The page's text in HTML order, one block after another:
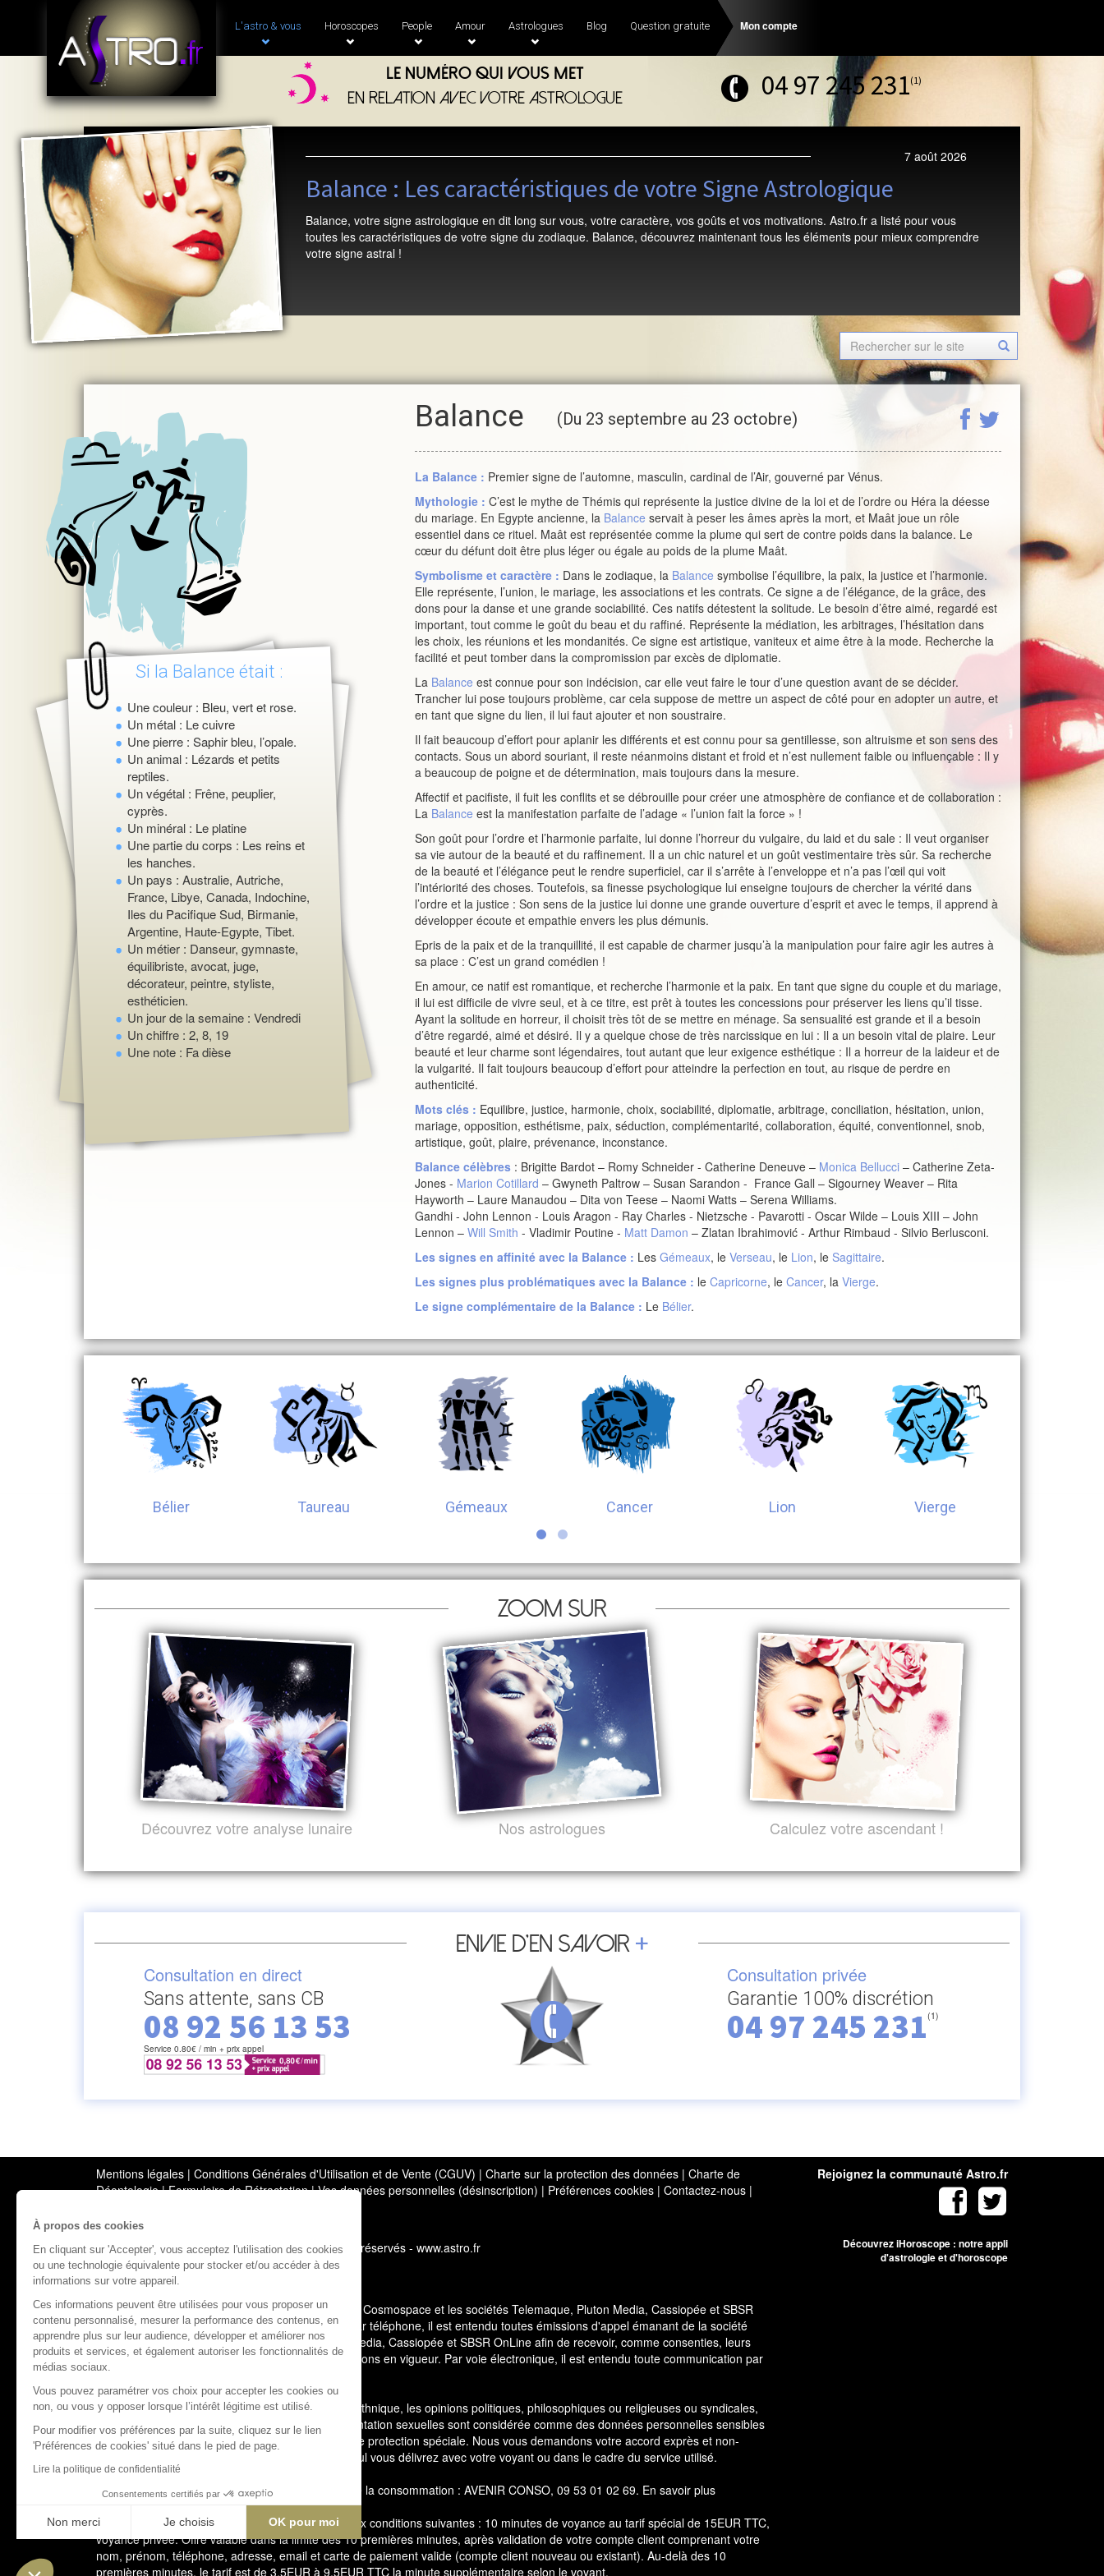
L'astro & vous Horoscopes People Amour Astrologues Blog Question gratuite Mon compte
Le numéro qui vous met
en relation avec votre astrologue
04 97 245 231(1)
7 août 2026
Balance : Les caractéristiques de votre Signe Astrologique
Balance, votre signe astrologique en dit long sur vous, votre caractère, vos goûts et vos motivations. Astro.fr a listé pour vous
toutes les caractéristiques de votre signe du zodiaque. Balance, découvrez maintenant tous les éléments pour mieux comprendre
votre signe astral !
Si la Balance était :
Une couleur : Bleu, vert et rose.
Un métal : Le cuivre
Une pierre : Saphir bleu, l’opale.
Un animal : Lézards et petits
reptiles.
Un végétal : Frêne, peuplier,
cyprès.
Un minéral : Le platine
Une partie du corps : Les reins et
les hanches.
Un pays : Australie, Autriche,
France, Libye, Canada, Indochine,
Iles du Pacifique Sud, Birmanie,
Argentine, Haute-Egypte, Tibet.
Un métier : Danseur, gymnaste,
équilibriste, avocat, juge,
décorateur, peintre, styliste,
esthéticien.
Un jour de la semaine : Vendredi
Un chiffre : 2, 8, 19
Une note : Fa dièse
Balance (Du 23 septembre au 23 octobre)
La Balance: Premier signe de l’automne, masculin, cardinal de l’Air, gouverné par Vénus.
Mythologie : C’est le mythe de Thémis qui représente la justice divine de la loi et de l’ordre ou Héra la déesse
du mariage. En Egypte ancienne, la Balance servait à peser les âmes après la mort, et Maât joue un rôle
essentiel dans ce rituel. Maât est représentée comme la plume qui sert de contre poids dans la balance. Le
cœur du défunt doit être plus léger ou égale au poids de la plume Maât.
Symbolisme et caractère : Dans le zodiaque, la Balance symbolise l’équilibre, la paix, la justice et l’harmonie.
Elle représente, l’union, le mariage, les associations et les contrats. Ce signe a de l’élégance, de la grâce, des
dons pour la danse et une grande sociabilité. Ces natifs détestent la solitude. Le besoin d’être aimé, regardé est
important, tout comme le goût du beau et du raffiné. Représente la médiation, les arbitrages, l’hésitation dans
les choix, les réunions et les mondanités. Ce signe est artistique, vaniteux et aime être à la mode. Recherche la
facilité et peut tomber dans la compromission par excès de diplomatie.
La Balance est connue pour son indécision, car elle veut faire le tour d’une question avant de se décider.
Trancher lui pose toujours problème, car cela suppose de mettre un aspect de côté pour en adopter un autre, et
en tant que signe du lien, il lui faut ajouter et non soustraire.
Il fait beaucoup d’effort pour aplanir les différents et est connu pour sa gentillesse, son altruisme et son sens des
contacts. Sous un abord souriant, il reste néanmoins distant et froid et n’est nullement faible ou influençable : Il y
a beaucoup de poigne et de détermination, mais toujours dans la mesure.
Affectif et pacifiste, il fuit les conflits et se débrouille pour créer une atmosphère de confiance et de collaboration :
La Balance est la manifestation parfaite de l’adage « l’union fait la force » !
Son goût pour l’ordre et l’harmonie parfaite, lui donne l’horreur du vulgaire, du laid et du sale : Il veut organiser
sa vie autour de la beauté et du raffinement. Il a un chic naturel et un goût vestimentaire très sûr. Sa recherche
de la beauté et l’élégance peut le rendre superficiel, car il s’arrête à l’enveloppe et n’a pas l’œil qui voit
l’intériorité des choses. Toutefois, sa finesse psychologique lui enseigne toujours de chercher la vérité dans
l’ordre et la justice : Son sens de la justice lui donne une grande ouverture d’esprit et avec le temps, il apprend à
développer écoute et empathie envers les plus démunis.
Epris de la paix et de la tranquillité, il est capable de charmer jusqu’à la manipulation pour faire agir les autres à
sa place : C’est un grand comédien !
En amour, ce natif est romantique, et recherche l’harmonie et la paix. En tant que signe du couple et du mariage,
il lui est difficile de vivre seul, et à ce titre, est prêt à toutes les concessions pour préserver les liens qu’il tisse.
Ayant la solitude en horreur, il choisit très tôt de se mettre en ménage. Sa sensualité est grande et il a besoin
d’être regardé, aimé et désiré. Il y a quelque chose de très narcissique en lui : Il a un besoin vital de plaire. Leur
beauté et leur charme sont légendaires, tout autant que leur exigence esthétique : Il a horreur de la laideur et de
la vulgarité. Il fait toujours beaucoup d’effort pour atteindre la perfection en tout, au risque de perdre en
authenticité.
Mots clés : Equilibre, justice, harmonie, choix, sociabilité, diplomatie, arbitrage, conciliation, hésitation, union,
mariage, opposition, esthétisme, paix, séduction, complémentarité, collaboration, équité, conventionnel, snob,
artistique, goût, plaire, prévenance, inconstance.
Balancecélèbres: Brigitte Bardot – Romy Schneider - Catherine Deneuve – Monica Bellucci– Catherine Zeta-
Jones - Marion Cotillard – Gwyneth Paltrow – Susan Sarandon - France Gall – Sigourney Weaver – Rita
Hayworth – Laure Manaudou – Dita von Teese – Naomi Watts – Serena Williams.
Gandhi - John Lennon - Louis Aragon - Ray Charles - Nietzsche - Pavarotti - Oscar Wilde – Louis XIII – John
Lennon – Will Smith - Vladimir Poutine - Matt Damon – Zlatan Ibrahimović - Arthur Rimbaud - Silvio Berlusconi.
Les signes en affinité avec la Balance: Les Gémeaux, le Verseau, le Lion, le Sagittaire.
Les signes plus problématiques avec la Balance: le Capricorne, le Cancer, la Vierge.
Le signe complémentaire de la Balance: Le Bélier.
Bélier Taureau Gémeaux Cancer Lion Vierge
Zoom sur
Découvrez votre analyse lunaire Nos astrologues Calculez votre ascendant !
Envie d’en savoir +
Consultation en direct
Sans attente, sans CB
08 92 56 13 53
Service 0.80€ / min + prix appel
Consultation privée
Garantie 100% discrétion
04 97 245 231(1)
Mentions légales | Conditions Générales d'Utilisation et de Vente (CGUV) | Charte sur la protection des données | Charte de
Déontologie|Formulaire de Rétractation|Vos données personnelles (désinscription) | Préférences cookies | Contactez-nous |
Copyright © 2000-2026 Cosmospace - Tous droits réservés - www.astro.fr
(3)Ce consentement exprès s'applique à la société Cosmospace et les sociétés Telemaque, Pluton Media, Cassiopée et SBSR
OnLine afin de recevoir leurs offres de voyance. Par téléphone, il est entendu toutes émissions d'appel émanant de la société
Cosmospace et des sociétés Telemaque, Pluton Media, Cassiopée et SBSR OnLine afin de recevoir, comme consenties, leurs
offres de voyance dans le respect des règlementations en vigueur. Par voie électronique, il est entendu toute communication par
email, sms et voix sur IP.
(4)Les informations relatives à l’origine raciale ou ethnique, les opinions politiques, philosophiques ou religieuses ou syndicales,
ou relatives à la santé ou à la vie sexuelle ou l’orientation sexuelles sont considérée comme des données personnelles sensibles
par les RGPD et la CNIL. Elles sont soumises à une protection spéciale. Nous vous demandons votre accord exprès et non-
équivoque. Il s’agit de données facultatives que seul vous délivrez avec votre voyant ou dans le cadre du service utilisé.
En cas de litige, vous pouvez saisir le médiateur de la consommation : AVENIR CONSO, 09 53 01 02 69. En savoir plus
(1)
L'accès à cette offre commerciale est soumis aux conditions suivantes : 10 minutes de voyance au tarif spécial de 15EUR TTC,
voyance privée. Offre valable dans la limite des 10 premières minutes, après validation de votre compte client comprenant votre
nom, prénom, téléphone, adresse, email et carte de paiement valide (compte client nouveau ou existant). Au-delà des 10
premières minutes, le tarif est de 3.5EUR à 9.5EUR TTC la minute supplémentaire selon le voyant.
Rejoignez la communauté Astro.fr
Découvrez iHoroscope : notre appli
d'astrologie et d'horoscope
À propos des cookies
En cliquant sur 'Accepter', vous acceptez l'utilisation des cookies
ou une technologie équivalente pour stocker et/ou accéder à des
informations sur votre appareil.
Ces informations peuvent être utilisées pour vous proposer un
contenu personnalisé, mesurer la performance des contenus, en
apprendre plus sur leur audience, développer et améliorer nos
produits et services, et également autoriser les fonctionnalités de
médias sociaux.
Vous pouvez paramétrer vos choix pour accepter les cookies ou
non, ou vous y opposer lorsque l’intérêt légitime est utilisé.
Pour modifier vos préférences par la suite, cliquez sur le lien
'Préférences de cookies' situé dans le pied de page.
Lire la politique de confidentialité
Consentements certifiés par
Non merci Je choisis OK pour moi
Axeptio consent
Plateforme de Gestion du Consentement : Personnalisez vos Options
Notre plateforme vous permet d'adapter et de gérer vos paramètres de confidentialité, en garantissant la conformité avec les réglementations. Personnalisez vos préférences pour contrôler la manière dont